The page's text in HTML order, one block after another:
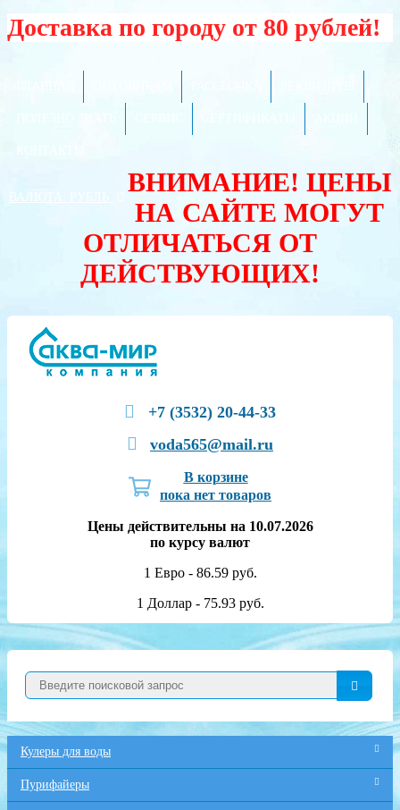
Доставка по городу от 80 рублей!
ВАЛЮТА:
ВНИМАНИЕ! ЦЕНЫ
НА САЙТЕ МОГУТ
ОТЛИЧАТЬСЯ ОТ
ДЕЙСТВУЮЩИХ!
+7 (3532) 20-44-33
voda565@mail.ru
В корзине
пока нет товаров
Цены действительны на 10.07.2026
по курсу валют
1 Евро - 86.59 руб.
1 Доллар - 75.93 руб.
Кулеры для воды
Пурифайеры